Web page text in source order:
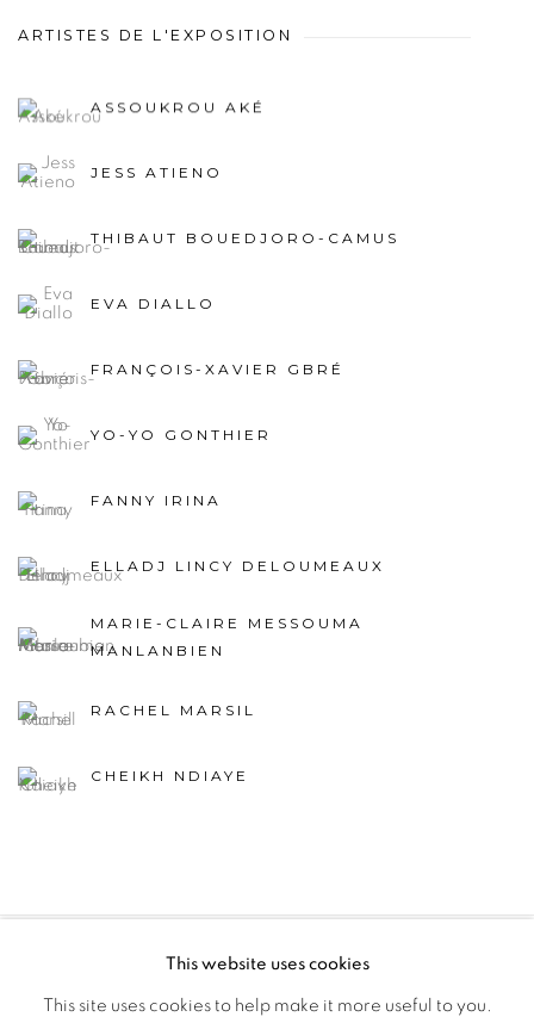
ARTISTES DE L'EXPOSITION
ASSOUKROU AKÉ
JESS ATIENO
THIBAUT BOUEDJORO-CAMUS
EVA DIALLO
FRANÇOIS-XAVIER GBRÉ
YO-YO GONTHIER
FANNY IRINA
ELLADJ LINCY DELOUMEAUX
MARIE-CLAIRE MESSOUMA
MANLANBIEN
RACHEL MARSIL
CHEIKH NDIAYE
MANAGE COOKIES
COPYRIGHT © 2026 GALERIE CÉCILE FAKHOURY
This website uses cookies
This site uses cookies to help make it more useful to you.